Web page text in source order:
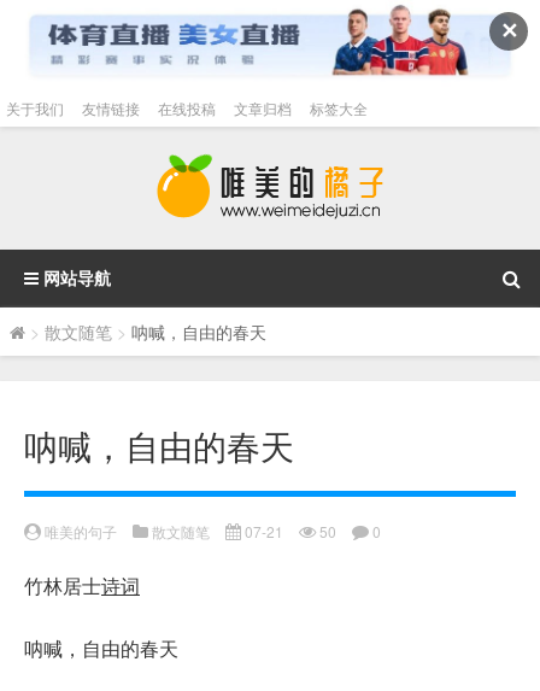
✕
关于我们 友情链接 在线投稿 文章归档 标签大全
网站导航
> 散文随笔 > 呐喊，自由的春天
呐喊，自由的春天
唯美的句子 散文随笔 07-21 50 0
竹林居士诗词
呐喊，自由的春天